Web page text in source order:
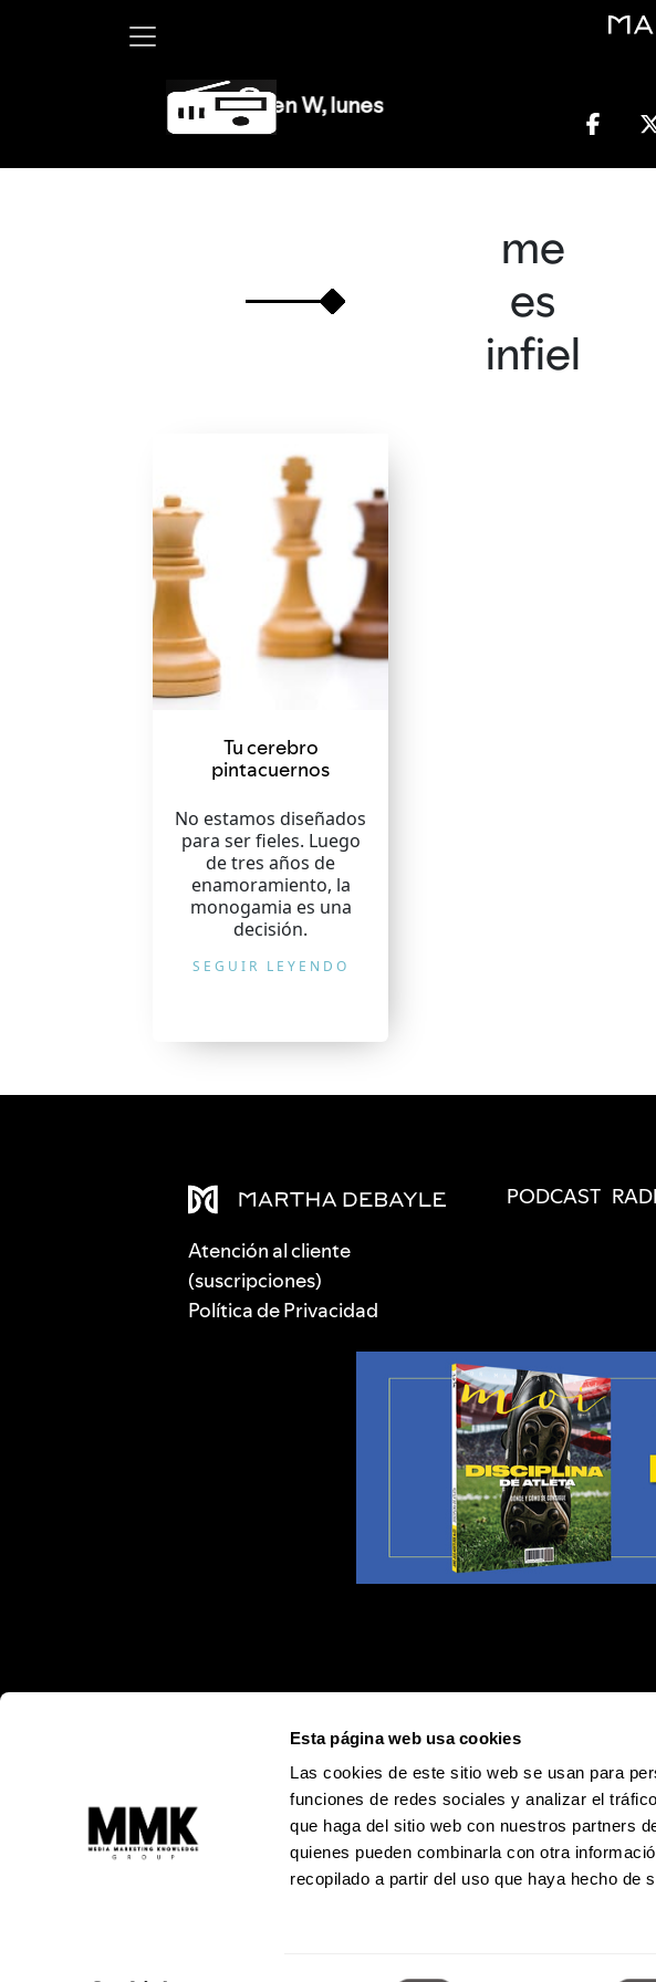
Esta página web usa cookies
Las cookies de este sitio web se usan para
funciones de redes sociales y analizar el
que haga del sitio web con nuestros partners
quienes pueden combinarla con otra
recopilado a partir del uso que haya hecho de
Martha Debayle en W, lunes a viernes de 10 a 13 hrs.
me
es
infiel
Tu cerebro
pintacuernos
No estamos diseñados
para ser fieles. Luego
de tres años de
enamoramiento, la
monogamia es una
decisión.
SEGUIR LEYENDO
Atención al cliente
(suscripciones)
Política de Privacidad
PODCAST